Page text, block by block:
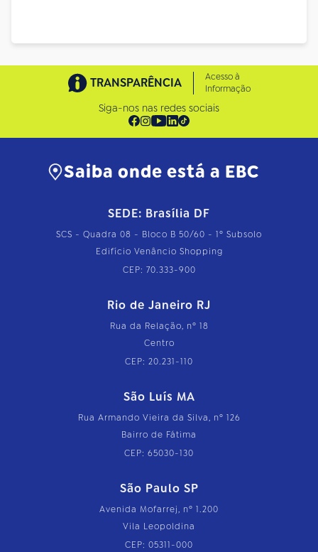
TRANSPARÊNCIA
Acesso à
Informação
Siga-nos nas redes sociais
Saiba onde está a EBC
SEDE: Brasília DF
SCS - Quadra 08 - Bloco B 50/60 - 1º Subsolo
Edifício Venâncio Shopping
CEP: 70.333-900
Rio de Janeiro RJ
Rua da Relação, nº 18
Centro
CEP: 20.231-110
São Luís MA
Rua Armando Vieira da Silva, nº 126
Bairro de Fátima
CEP: 65030-130
São Paulo SP
Avenida Mofarrej, nº 1.200
Vila Leopoldina
CEP: 05311-000